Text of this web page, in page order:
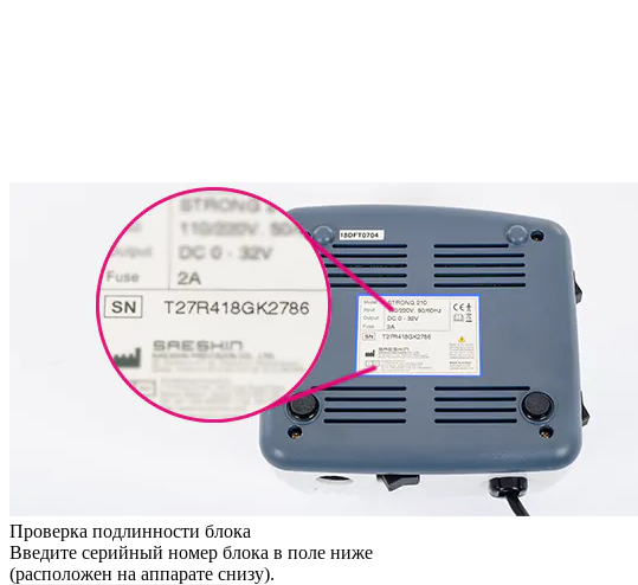
Проверка подлинности блока
Введите серийный номер блока в поле ниже
(расположен на аппарате снизу).